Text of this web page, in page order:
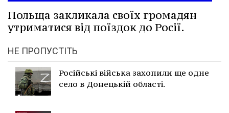
Польща закликала своїх громадян
утриматися від поїздок до Росії.
НЕ ПРОПУСТІТЬ
Російські війська захопили ще одне
село в Донецькій області.